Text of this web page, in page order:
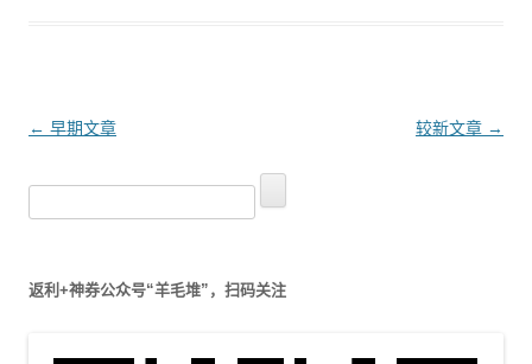
文
← 早期文章 较新文章 →
搜
索
返利+神券公众号“羊毛堆”，扫码关注